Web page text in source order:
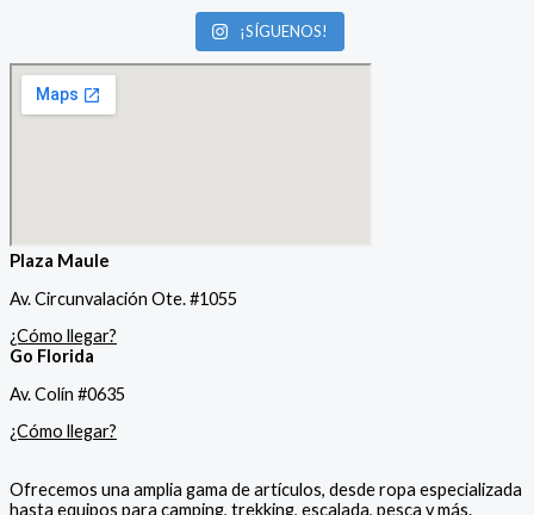
¡SÍGUENOS!
Plaza Maule
Av. Circunvalación Ote. #1055
¿Cómo llegar?
Go Florida
Av. Colín #0635
¿Cómo llegar?
Ofrecemos una amplia gama de artículos, desde ropa especializada
hasta equipos para camping, trekking, escalada, pesca y más.